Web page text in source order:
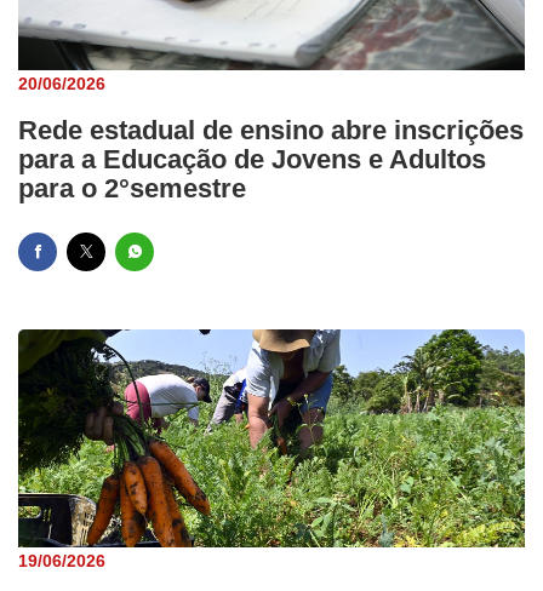
20/06/2026
Rede estadual de ensino abre inscrições
para a Educação de Jovens e Adultos
para o 2°semestre
19/06/2026